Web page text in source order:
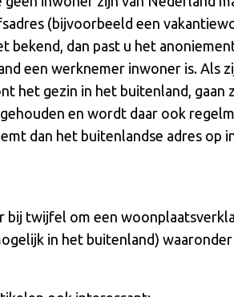
(bijvoorbeeld een
bekend, dan past u het
een werknemer inwoner is. Als
het gezin in het buitenland, gaan
en wordt daar ook
dan het buitenlandse adres op
bij twijfel om een
in het buitenland)